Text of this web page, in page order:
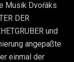
Musik Dvoŕáks
DER
und
angepaßte
einmal der